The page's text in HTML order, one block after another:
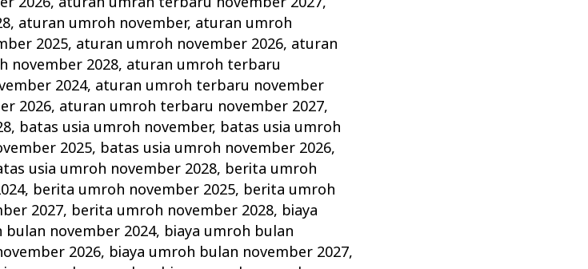
, aturan umroh november, aturan umroh
2025, aturan umroh november 2026, aturan
november 2028, aturan umroh terbaru
2024, aturan umroh terbaru november
2026, aturan umroh terbaru november 2027,
, batas usia umroh november, batas usia umroh
2025, batas usia umroh november 2026,
usia umroh november 2028, berita umroh
, berita umroh november 2025, berita umroh
2027, berita umroh november 2028, biaya
bulan november 2024, biaya umroh bulan
2026, biaya umroh bulan november 2027,